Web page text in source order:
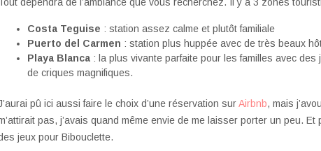
dépendra de l’ambiance que vous recherchez. Il y a 3 zones
Costa Teguise : station assez calme et plutôt familiale
Puerto del Carmen : station plus huppée avec de très beaux
Playa Blanca : la plus vivante parfaite pour les familles avec
de criques magnifiques.
pû ici aussi faire le choix d’une réservation surAirbnb, mais
pas, j’avais quand même envie de me laisser porter un peu.
jeux pour Bibouclette.